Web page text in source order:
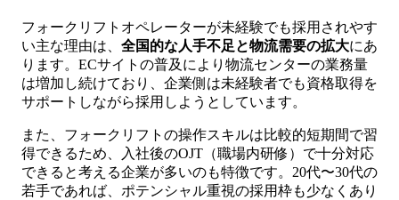
フォークリフトオペレーターが未経験でも採用されやす
い主な理由は、 全国的な人手不足と物流需要の拡大にあ
ります。ECサイトの普及により物流センターの業務量
は増加し続けており、企業側は未経験者でも資格取得を
サポートしながら採用しようとしています。
また、フォークリフトの操作スキルは比較的短期間で習
得できるため、入社後のOJT（職場内研修）で十分対応
できると考える企業が多いのも特徴です。20代〜30代の
若手であれば、ポテンシャル重視の採用枠も少なくあり